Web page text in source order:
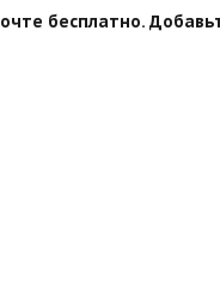
бесплатно.